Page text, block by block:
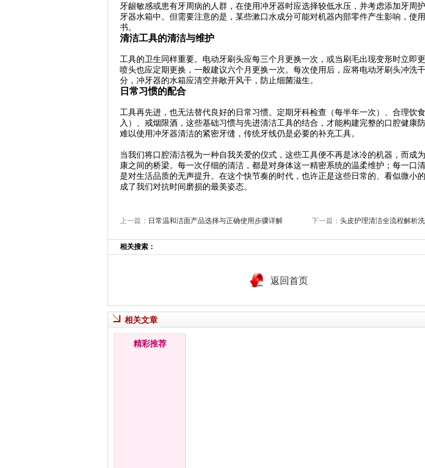
牙龈敏感或患有牙周病的人群，在使用冲牙器时应选择较低水压，并考虑添加牙周
牙器水箱中。但需要注意的是，某些漱口水成分可能对机器内部零件产生影响，使
书。
清洁工具的清洁与维护
工具的卫生同样重要。电动牙刷头应每三个月更换一次，或当刷毛出现变形时立即
喷头也应定期更换，一般建议六个月更换一次。每次使用后，应将电动牙刷头冲洗
分，冲牙器的水箱应清空并敞开风干，防止细菌滋生。
日常习惯的配合
工具再先进，也无法替代良好的日常习惯。定期牙科检查（每半年一次）、合理饮
入）、戒烟限酒，这些基础习惯与先进清洁工具的结合，才能构建完整的口腔健康
难以使用冲牙器清洁的紧密牙缝，传统牙线仍是必要的补充工具。
当我们将口腔清洁视为一种自我关爱的仪式，这些工具便不再是冰冷的机器，而成
康之间的桥梁。每一次仔细的清洁，都是对身体这一精密系统的温柔维护；每一口
是对生活品质的无声提升。在这个快节奏的时代，也许正是这些日常的、看似微小
成了我们对抗时间磨损的最美姿态。
上一篇： 日常温和洁面产品选择与正确使用步骤详解 下一篇： 头皮护理清洁全流程解析
相关搜索：
返回首页
相关文章
精彩推荐